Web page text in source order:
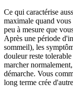
Ce qui caractérise
maximale quand
peu à mesure que
Après une période
sommeil), les
douleur reste
marcher
démarche. Vous
long terme crée